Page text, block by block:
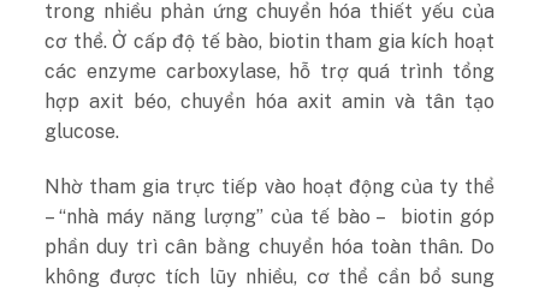
trong nhiều phản ứng chuyển hóa thiết yếu của
cơ thể. Ở cấp độ tế bào, biotin tham gia kích hoạt
các enzyme carboxylase, hỗ trợ quá trình tổng
hợp axit béo, chuyển hóa axit amin và tân tạo
glucose.
Nhờ tham gia trực tiếp vào hoạt động của ty thể
– “nhà máy năng lượng” của tế bào – biotin góp
phần duy trì cân bằng chuyển hóa toàn thân. Do
không được tích lũy nhiều, cơ thể cần bổ sung